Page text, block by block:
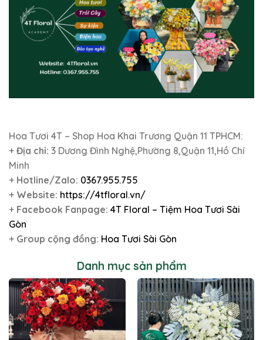
Hoa Tươi 4T – Shop Hoa Khai Trương Quận 11 TPHCM:
+ Địa chỉ: 3 Dương Đình Nghệ,Phường 8,Quận 11,Hồ Chí
Minh
+ Hotline/Zalo: 0367.955.755
+ Website: https://4tfloral.vn/
+ Facebook Fanpage: 4T Floral – Tiệm Hoa Tươi Sài
Gòn
+ Group cộng đồng: Hoa Tươi Sài Gòn
Danh mục sản phẩm